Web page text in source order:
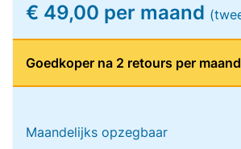
€ 49,00 per maand
Goedkoper na 2 retours per maand
Maandelijks opzegbaar